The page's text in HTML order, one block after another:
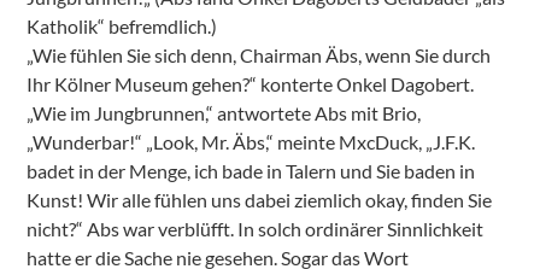
Katholik“ befremdlich.)
„Wie fühlen Sie sich denn, Chairman Äbs, wenn Sie durch
Ihr Kölner Museum gehen?“ konterte Onkel Dagobert.
„Wie im Jungbrunnen,“ antwortete Abs mit Brio,
„Wunderbar!“ „Look, Mr. Äbs,“ meinte MxcDuck, „J.F.K.
badet in der Menge, ich bade in Talern und Sie baden in
Kunst! Wir alle fühlen uns dabei ziemlich okay, finden Sie
nicht?“ Abs war verblüfft. In solch ordinärer Sinnlichkeit
hatte er die Sache nie gesehen. Sogar das Wort